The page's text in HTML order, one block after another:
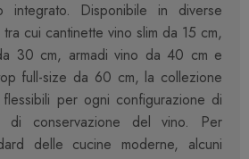
integrato. Disponibile in diverse
cui cantinette vino slim da 15 cm,
30 cm, armadi vino da 40 cm e
full-size da 60 cm, la collezione
per ogni configurazione di
di conservazione del vino. Per
delle cucine moderne, alcuni